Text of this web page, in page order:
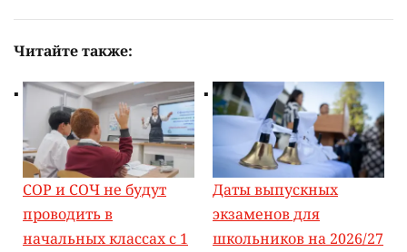
Читайте также:
СОР и СОЧ не будут
проводить в
начальных классах с 1
Даты выпускных
экзаменов для
школьников на 2026/27